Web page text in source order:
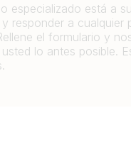
especializado está a
responder a cualquier
el formulario y
lo antes posible.